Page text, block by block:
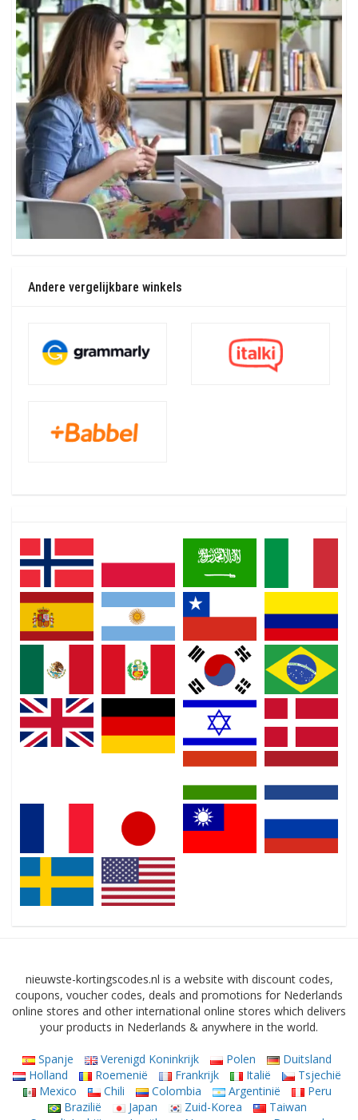
Andere vergelijkbare winkels
nieuwste-kortingscodes.nl is a website with discount codes,
coupons, voucher codes, deals and promotions for Nederlands
online stores and other international online stores which delivers
your products in Nederlands & anywhere in the world.
Spanje Verenigd Koninkrijk Polen
Duitsland
Holland
Roemenië Frankrijk Italië
Tsjechië
Mexico
Chili Colombia Argentinië
Peru
Brazilië
Japan Zuid-Korea
Taiwan